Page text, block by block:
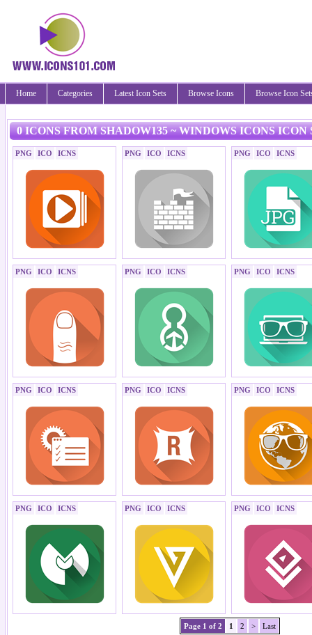
Home Categories Latest Icon Sets Browse Icons Browse Icon
0 ICONS FROM SHADOW135 ~ WINDOWS ICONS ICON
PNG ICO ICNS PNG ICO ICNS PNG ICO ICNS
PNG ICO ICNS PNG ICO ICNS PNG ICO ICNS
PNG ICO ICNS PNG ICO ICNS PNG ICO ICNS
PNG ICO ICNS PNG ICO ICNS PNG ICO ICNS
Page 1 of 2 1 2 > Last